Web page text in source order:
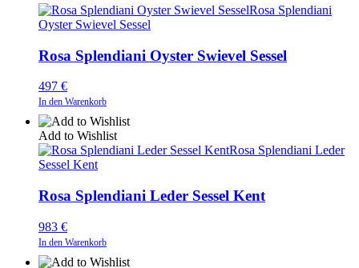
Rosa Splendiani
Oyster Swievel Sessel
Rosa Splendiani Oyster Swievel Sessel
497 €
In den Warenkorb
Add to Wishlist
Rosa Splendiani Leder
Sessel Kent
Rosa Splendiani Leder Sessel Kent
983 €
In den Warenkorb